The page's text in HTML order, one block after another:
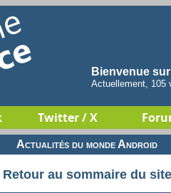
Bienvenue
Actuellement, 105
Twitter / X
Actualités du monde Android
Retour au sommaire du site